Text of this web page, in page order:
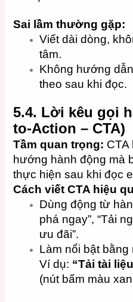
Sai lầm thường gặp:
Viết dài dòng,
tâm.
Không hướng
theo sau khi đọc.
5.4. Lời kêu gọi
to-Action – CTA)
Tầm quan trọng: CTA
hướng hành động mà
thực hiện sau khi đọc
Cách viết CTA hiệu
Dùng động từ
phá ngay”, “Tải
ưu đãi”.
Làm nổi bật
Ví dụ: “Tải tài
(nút bấm màu